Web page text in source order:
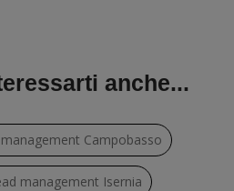
anche...
Campobasso
management Isernia